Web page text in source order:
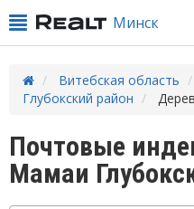
Минск
Витебская область
Глубокский район
Почтовые
Мамаи